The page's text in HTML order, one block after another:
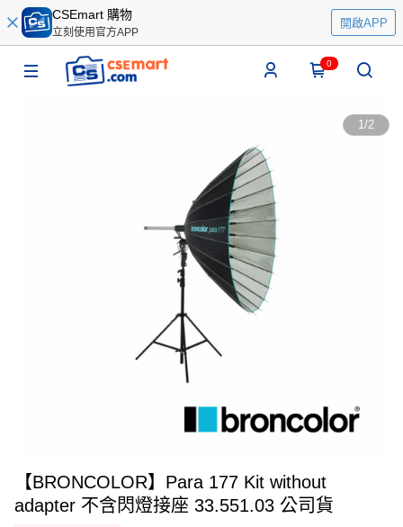
CSEmart 購物
立刻使用官方APP
開啟APP
0
1/2
【BRONCOLOR】Para 177 Kit without
adapter 不含閃燈接座 33.551.03 公司貨